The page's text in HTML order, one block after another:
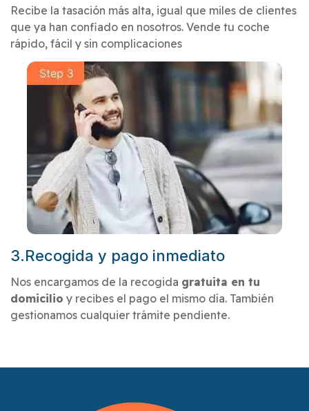
Recibe la tasación más alta, igual que miles de clientes
que ya han confiado en nosotros. Vende tu coche
rápido, fácil y sin complicaciones
3.Recogida y pago inmediato
Nos encargamos de la recogida gratuita en tu
domicilio y recibes el pago el mismo día. También
gestionamos cualquier trámite pendiente.